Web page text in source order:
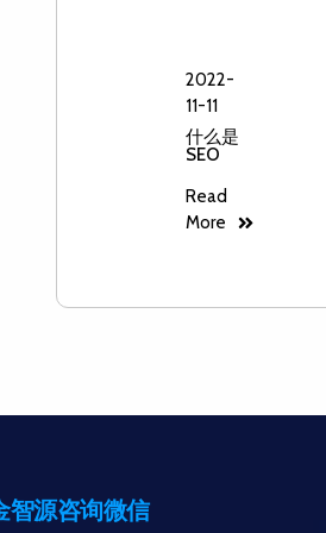
2022-
11-11
什么是
SEO
Read
More
智源咨询微信